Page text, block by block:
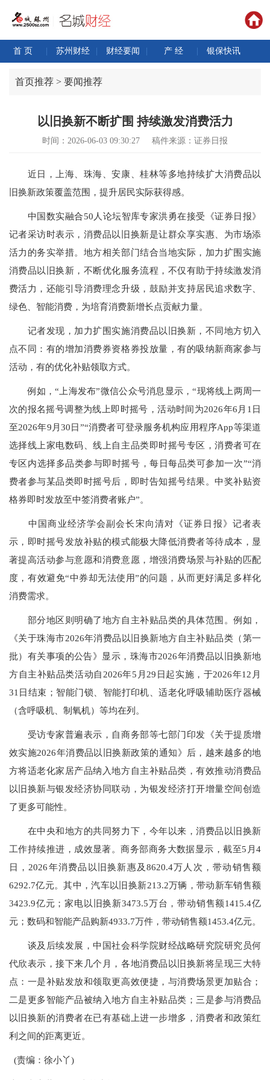
首 页 | 苏州财经 | 财经要闻 | 产 经 | 银保快讯
首页推荐 > 要闻推荐
以旧换新不断扩围 持续激发消费活力
时间：2026-06-03 09:30:27 稿件来源：证券日报
近日，上海、珠海、安康、桂林等多地持续扩大消费品以
旧换新政策覆盖范围，提升居民实际获得感。
中国数实融合50人论坛智库专家洪勇在接受《证券日报》
记者采访时表示，消费品以旧换新是让群众享实惠、为市场添
活力的务实举措。地方相关部门结合当地实际，加力扩围实施
消费品以旧换新，不断优化服务流程，不仅有助于持续激发消
费活力，还能引导消费理念升级，鼓励并支持居民追求数字、
绿色、智能消费，为培育消费新增长点贡献力量。
记者发现，加力扩围实施消费品以旧换新，不同地方切入
点不同：有的增加消费券资格券投放量，有的吸纳新商家参与
活动，有的优化补贴领取方式。
例如，“上海发布”微信公众号消息显示，“现将线上两周一
次的报名摇号调整为线上即时摇号，活动时间为2026年6月1日
至2026年9月30日”“消费者可登录服务机构应用程序App等渠道
选择线上家电数码、线上自主品类即时摇号专区，消费者可在
专区内选择多品类参与即时摇号，每日每品类可参加一次”“消
费者参与某品类即时摇号后，即时告知摇号结果。中奖补贴资
格券即时发放至中签消费者账户”。
中国商业经济学会副会长宋向清对《证券日报》记者表
示，即时摇号发放补贴的模式能极大降低消费者等待成本，显
著提高活动参与意愿和消费意愿，增强消费场景与补贴的匹配
度，有效避免“中券却无法使用”的问题，从而更好满足多样化
消费需求。
部分地区则明确了地方自主补贴品类的具体范围。例如，
《关于珠海市2026年消费品以旧换新地方自主补贴品类（第一
批）有关事项的公告》显示，珠海市2026年消费品以旧换新地
方自主补贴品类活动自2026年5月29日起实施，于2026年12月
31日结束；智能门锁、智能打印机、适老化呼吸辅助医疗器械
（含呼吸机、制氧机）等均在列。
受访专家普遍表示，自商务部等七部门印发《关于提质增
效实施2026年消费品以旧换新政策的通知》后，越来越多的地
方将适老化家居产品纳入地方自主补贴品类，有效推动消费品
以旧换新与银发经济协同联动，为银发经济打开增量空间创造
了更多可能性。
在中央和地方的共同努力下，今年以来，消费品以旧换新
工作持续推进，成效显著。商务部商务大数据显示，截至5月4
日，2026年消费品以旧换新惠及8620.4万人次，带动销售额
6292.7亿元。其中，汽车以旧换新213.2万辆，带动新车销售额
3423.9亿元；家电以旧换新3473.5万台，带动销售额1415.4亿
元；数码和智能产品购新4933.7万件，带动销售额1453.4亿元。
谈及后续发展，中国社会科学院财经战略研究院研究员何
代欣表示，接下来几个月，各地消费品以旧换新将呈现三大特
点：一是补贴发放和领取更高效便捷，与消费场景更加贴合；
二是更多智能产品被纳入地方自主补贴品类；三是参与消费品
以旧换新的消费者在已有基础上进一步增多，消费者和政策红
利之间的距离更近。
(责编：徐小丫)